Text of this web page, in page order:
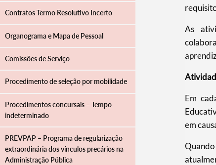
Contratos Termo Resolutivo Incerto
Organograma e Mapa de Pessoal
Comissões de Serviço
Procedimento de seleção por mobilidade
Procedimentos concursais – Tempo
indeterminado
PREVPAP – Programa de regularização
extraordinária dos vínculos precários na
Administração Pública
As
Em
em